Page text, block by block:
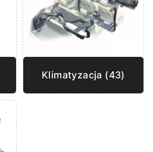
Klimatyzacja (43)